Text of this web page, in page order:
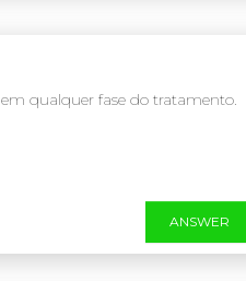
qualquer fase do tratamento.
ANSWER